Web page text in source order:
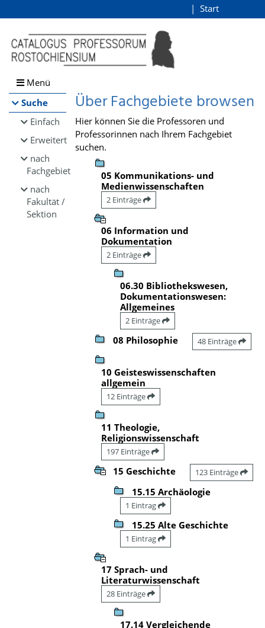
Browsen
direkt zum Inhalt
Start
Menü
Suche
Einfach
Erweitert
nach
Fachgebiet
nach
Fakultät /
Sektion
Über Fachgebiete browsen
Hier können Sie die Professoren und
Professorinnen nach Ihrem Fachgebiet
suchen.
05 Kommunikations- und
Medienwissenschaften
2 Einträge
06 Information und
Dokumentation
2 Einträge
06.30 Bibliothekswesen,
Dokumentationswesen:
Allgemeines
2 Einträge
08 Philosophie 48 Einträge
10 Geisteswissenschaften
allgemein
12 Einträge
11 Theologie,
Religionswissenschaft
197 Einträge
15 Geschichte 123 Einträge
15.15 Archäologie
1 Eintrag
15.25 Alte Geschichte
1 Eintrag
17 Sprach- und
Literaturwissenschaft
28 Einträge
17.14 Vergleichende